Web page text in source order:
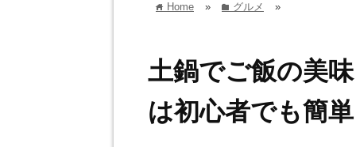
home Home » folder グルメ »
土鍋でご飯の美
は初心者でも簡単